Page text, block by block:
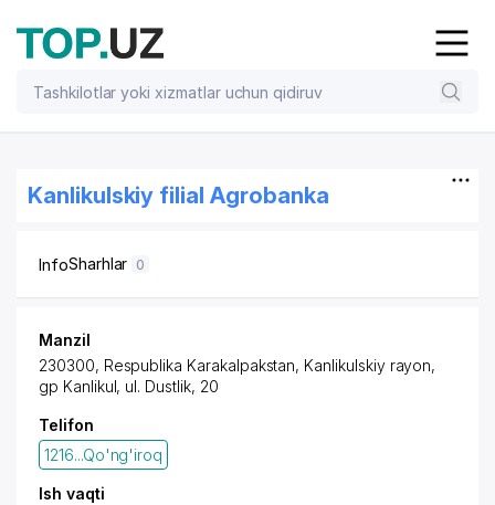
Kanlikulskiy filial Agrobanka
InfoSharhlar 0
Manzil
230300, Respublika Karakalpakstan, Kanlikulskiy rayon,
gp Kanlikul, ul. Dustlik, 20
Telifon
1216...Qo'ng'iroq
Ish vaqti